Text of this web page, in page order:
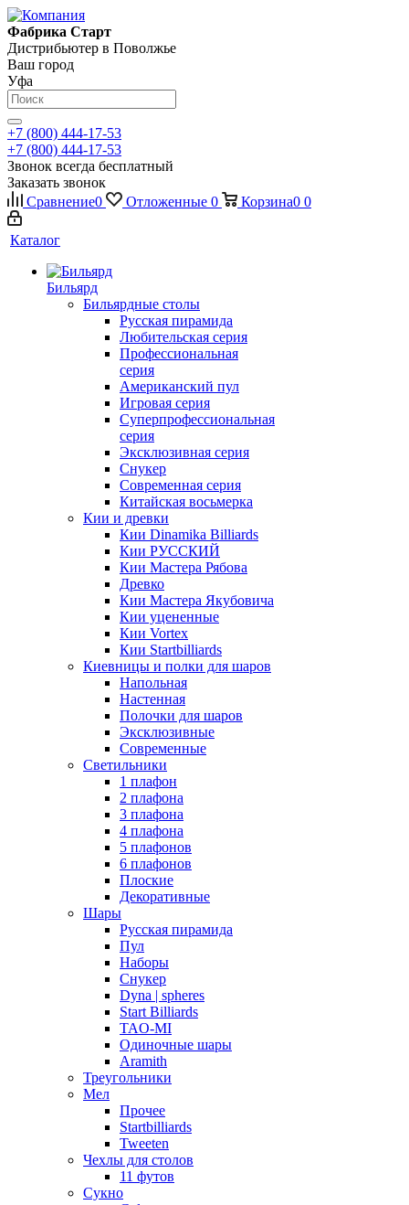
Фабрика Старт
Дистрибьютер в Поволжье
Ваш город
Уфа
+7 (800) 444-17-53
+7 (800) 444-17-53
Звонок всегда бесплатный
Заказать звонок
Сравнение0 Отложенные 0 Корзина0 0
Каталог
Бильярд
Бильярдные столы
Русская пирамида
Любительская серия
Профессиональная
серия
Американский пул
Игровая серия
Суперпрофессиональная
серия
Эксклюзивная серия
Снукер
Современная серия
Китайская восьмерка
Кии и древки
Кии Dinamika Billiards
Кии РУССКИЙ
Кии Мастера Рябова
Древко
Кии Мастера Якубовича
Кии уцененные
Кии Vortex
Кии Startbilliards
Киевницы и полки для шаров
Напольная
Настенная
Полочки для шаров
Эксклюзивные
Современные
Светильники
1 плафон
2 плафона
3 плафона
4 плафона
5 плафонов
6 плафонов
Плоские
Декоративные
Шары
Русская пирамида
Пул
Наборы
Снукер
Dyna | spheres
Start Billiards
TAO-MI
Одиночные шары
Aramith
Треугольники
Мел
Прочее
Startbilliards
Tweeten
Чехлы для столов
11 футов
Сукно